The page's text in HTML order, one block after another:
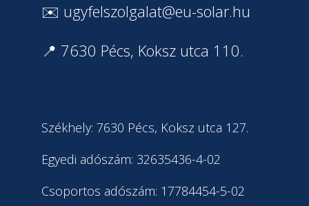
✉️ ugyfelszolgalat@eu-solar.hu
📍 7630 Pécs, Koksz utca 110.
Székhely: 7630 Pécs, Koksz utca 127.
Egyedi adószám: 32635436-4-02
Csoportos adószám: 17784454-5-02